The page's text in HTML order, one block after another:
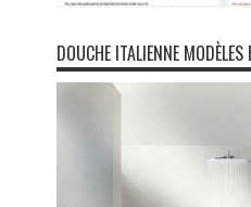
DOUCHE ITALIENNE